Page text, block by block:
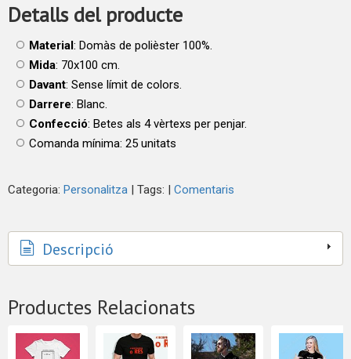
Detalls del producte
Material: Domàs de polièster 100%.
Mida: 70x100 cm.
Davant: Sense límit de colors.
Darrere: Blanc.
Confecció: Betes als 4 vèrtexs per penjar.
Comanda mínima: 25 unitats
Categoria: Personalitza | Tags: | Comentaris
Descripció
Productes Relacionats